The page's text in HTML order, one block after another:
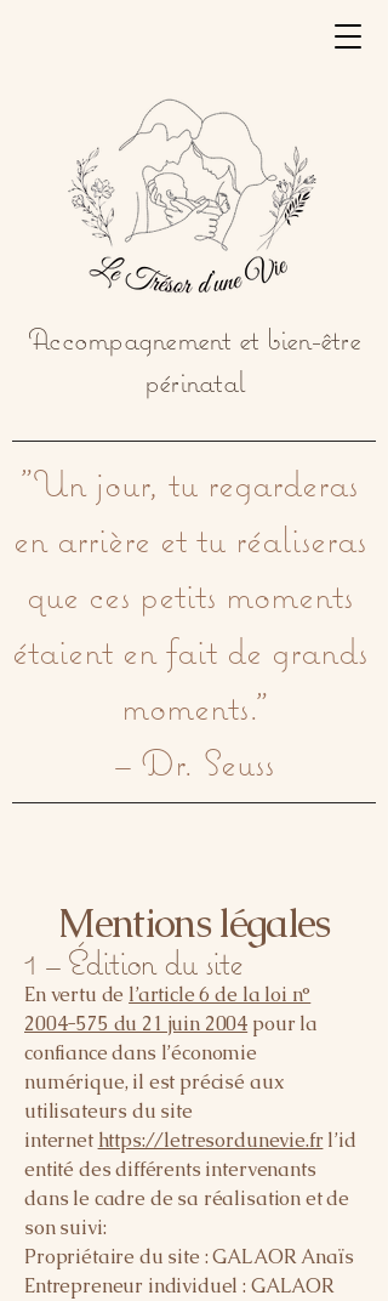
"Un jour, tu regarderas
en arrière et tu réaliseras
que ces petits moments
étaient en fait de grands
moments."
– Dr. Seuss
Accompagnement et bien-être
périnatal
Mentions légales
1 – Édition du site
En vertu de l’article 6 de la loi n°
2004-575 du 21 juin 2004 pour la
confiance dans l’économie
numérique, il est précisé aux
utilisateurs du site
internet https://letresordunevie.fr l’id
entité des différents intervenants
dans le cadre de sa réalisation et de
son suivi:
Propriétaire du site : GALAOR Anaïs
Entrepreneur individuel : GALAOR